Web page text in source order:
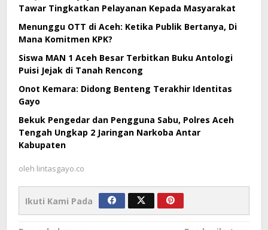
Tawar Tingkatkan Pelayanan Kepada Masyarakat
Menunggu OTT di Aceh: Ketika Publik Bertanya, Di
Mana Komitmen KPK?
Siswa MAN 1 Aceh Besar Terbitkan Buku Antologi
Puisi Jejak di Tanah Rencong
Onot Kemara: Didong Benteng Terakhir Identitas
Gayo
Bekuk Pengedar dan Pengguna Sabu, Polres Aceh
Tengah Ungkap 2 Jaringan Narkoba Antar
Kabupaten
oleh lintasgayo.co
Ikuti Kami Pada